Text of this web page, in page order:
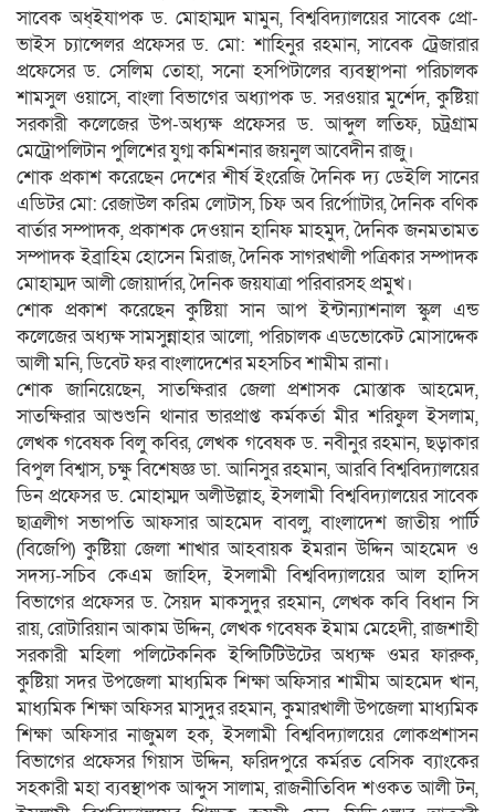
সাবেক অধ্ইযাপক ড. মোহাম্মদ মামুন, বিশ্ববিদ্যালয়ের সাবেক প্রো-
ভাইস চ্যান্সেলর প্রফেসর ড. মো: শাহিনুর রহমান, সাবেক ট্রেজারার
প্রফেসের ড. সেলিম তোহা, সনো হসপিটালের ব্যবস্থাপনা পরিচালক
শামসুল ওয়াসে, বাংলা বিভাগের অধ্যাপক ড. সরওয়ার মুর্শেদ, কুষ্টিয়া
সরকারী কলেজের উপ-অধ্যক্ষ প্রফেসর ড. আব্দুল লতিফ, চট্রগ্রাম
মেট্রোপলিটান পুলিশের যুগ্ম কমিশনার জয়নুল আবেদীন রাজু।
শোক প্রকাশ করেছেন দেশের শীর্ষ ইংরেজি দৈনিক দ্য ডেইলি সানের
এডিটর মো: রেজাউল করিম লোটাস, চিফ অব রির্পোাটার, দৈনিক বণিক
বার্তার সম্পাদক, প্রকাশক দেওয়ান হানিফ মাহমুদ, দৈনিক জনমতামত
সম্পাদক ইব্রাহিম হোসেন মিরাজ, দৈনিক সাগরখালী পত্রিকার সম্পাদক
মোহাম্মদ আলী জোয়ার্দার, দৈনিক জয়যাত্রা পরিবারসহ প্রমুখ।
শোক প্রকাশ করেছেন কুষ্টিয়া সান আপ ইন্টান্যাশনাল স্কুল এন্ড
কলেজের অধ্যক্ষ সামসুন্নাহার আলো, পরিচালক এডভোকেট মোসাদ্দেক
আলী মনি, ডিবেট ফর বাংলাদেশের মহসচিব শামীম রানা।
শোক জানিয়েছেন, সাতক্ষিরার জেলা প্রশাসক মোস্তাক আহমেদ,
সাতক্ষিরার আশুশুনি থানার ভারপ্রাপ্ত কর্মকর্তা মীর শরিফুল ইসলাম,
লেখক গবেষক বিলু কবির, লেখক গবেষক ড. নবীনুর রহমান, ছড়াকার
বিপুল বিশ্বাস, চক্ষু বিশেষজ্ঞ ডা. আনিসুর রহমান, আরবি বিশ্ববিদ্যালয়ের
ডিন প্রফেসর ড. মোহাম্মদ অলীউল্লাহ, ইসলামী বিশ্ববিদ্যালয়ের সাবেক
ছাত্রলীগ সভাপতি আফসার আহমেদ বাবলু, বাংলাদেশ জাতীয় পার্টি
(বিজেপি) কুষ্টিয়া জেলা শাখার আহবায়ক ইমরান উদ্দিন আহমেদ ও
সদস্য-সচিব কেএম জাহিদ, ইসলামী বিশ্ববিদ্যালয়ের আল হাদিস
বিভাগের প্রফেসর ড. সৈয়দ মাকসুদুর রহমান, লেখক কবি বিধান সি
রায়, রোটারিয়ান আকাম উদ্দিন, লেখক গবেষক ইমাম মেহেদী, রাজশাহী
সরকারী মহিলা পলিটেকনিক ইন্সিটিটিউটের অধ্যক্ষ ওমর ফারুক,
কুষ্টিয়া সদর উপজেলা মাধ্যমিক শিক্ষা অফিসার শামীম আহমেদ খান,
মাধ্যমিক শিক্ষা অফিসর মাসুদুর রহমান, কুমারখালী উপজেলা মাধ্যমিক
শিক্ষা অফিসার নাজুমল হক, ইসলামী বিশ্ববিদ্যালয়ের লোকপ্রশাসন
বিভাগের প্রফেসর গিয়াস উদ্দিন, ফরিদপুরে কর্মরত বেসিক ব্যাংকের
সহকারী মহা ব্যবস্থাপক আব্দুস সালাম, রাজনীতিবিদ শওকত আলী টন,